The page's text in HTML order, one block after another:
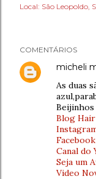
Local: São Leopoldo,
COMENTÁRIOS
micheli
As duas
Beijinhos
Blog
Facebook
Canal do
Seja um
Video